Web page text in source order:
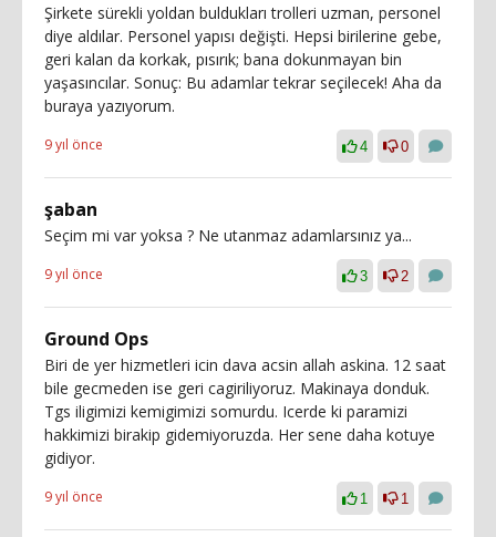
Şirkete sürekli yoldan buldukları trolleri uzman, personel
diye aldılar. Personel yapısı değişti. Hepsi birilerine gebe,
geri kalan da korkak, pısırık; bana dokunmayan bin
yaşasıncılar. Sonuç: Bu adamlar tekrar seçilecek! Aha da
buraya yazıyorum.
9 yıl önce 4 0
şaban
Seçim mi var yoksa ? Ne utanmaz adamlarsınız ya...
9 yıl önce 3 2
Ground Ops
Biri de yer hizmetleri icin dava acsin allah askina. 12 saat
bile gecmeden ise geri cagiriliyoruz. Makinaya donduk.
Tgs iligimizi kemigimizi somurdu. Icerde ki paramizi
hakkimizi birakip gidemiyoruzda. Her sene daha kotuye
gidiyor.
9 yıl önce 1 1